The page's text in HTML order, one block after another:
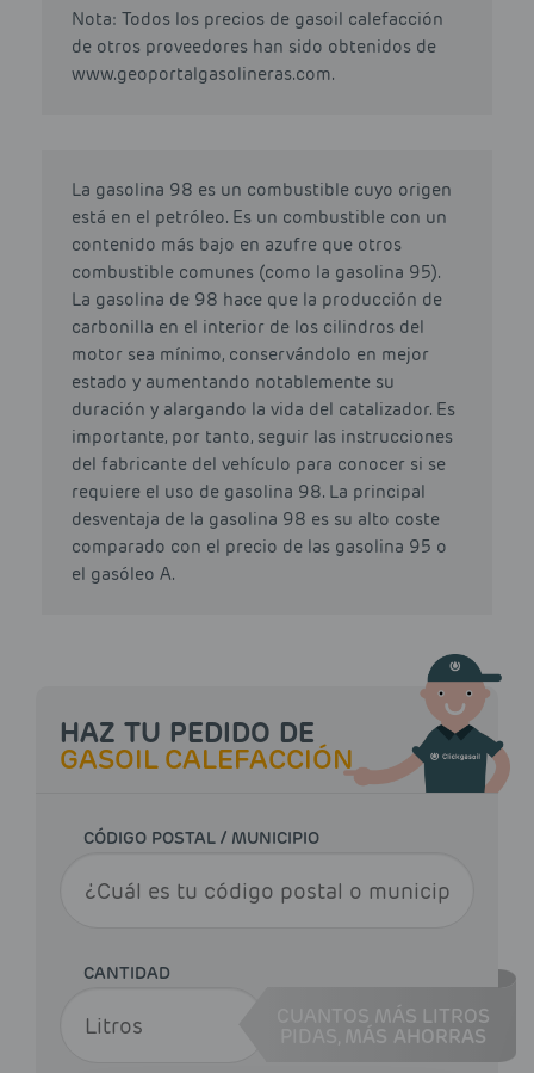
Nota: Todos los precios de gasoil calefacción
de otros proveedores han sido obtenidos de
www.geoportalgasolineras.com.
La gasolina 98 es un combustible cuyo origen
está en el petróleo. Es un combustible con un
contenido más bajo en azufre que otros
combustible comunes (como la gasolina 95).
La gasolina de 98 hace que la producción de
carbonilla en el interior de los cilindros del
motor sea mínimo, conservándolo en mejor
estado y aumentando notablemente su
duración y alargando la vida del catalizador. Es
importante, por tanto, seguir las instrucciones
del fabricante del vehículo para conocer si se
requiere el uso de gasolina 98. La principal
desventaja de la gasolina 98 es su alto coste
comparado con el precio de las gasolina 95 o
el gasóleo A.
HAZ TU PEDIDO DE
GASOIL CALEFACCIÓN
CÓDIGO POSTAL / MUNICIPIO
CANTIDAD
CUANTOS MÁS LITROS
MÁS AHORRAS